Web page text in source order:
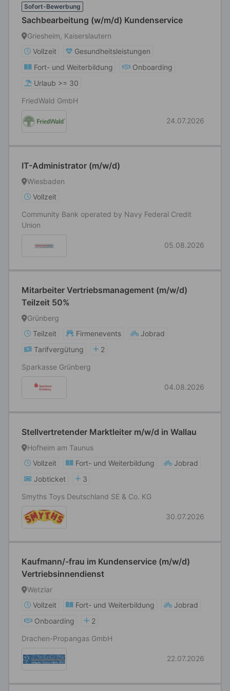
Sofort-Bewerbung
Sachbearbeitung (w/m/d) Kundenservice
Griesheim, Kaiserslautern
Vollzeit
Gesundheitsleistungen
Fort- und Weiterbildung
Onboarding
Urlaub >= 30
FriedWald GmbH
24.07.2026
IT-Administrator (m/w/d)
Wiesbaden
Vollzeit
Community Bank operated by Navy Federal Credit
Union
05.08.2026
Mitarbeiter Vertriebsmanagement (m/w/d)
Teilzeit 50%
Grünberg
Teilzeit
Firmenevents
Jobrad
Tarifvergütung
2
Sparkasse Grünberg
04.08.2026
Stellvertretender Marktleiter m/w/d in Wallau
Hofheim am Taunus
Vollzeit
Fort- und Weiterbildung
Jobrad
Jobticket
3
Smyths Toys Deutschland SE & Co. KG
30.07.2026
Kaufmann/-frau im Kundenservice (m/w/d)
Vertriebsinnendienst
Wetzlar
Vollzeit
Fort- und Weiterbildung
Jobrad
Onboarding
2
Drachen-Propangas GmbH
22.07.2026